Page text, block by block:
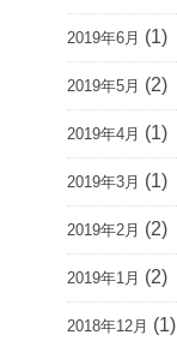
2019年6月 (1)
2019年5月 (2)
2019年4月 (1)
2019年3月 (1)
2019年2月 (2)
2019年1月 (2)
2018年12月 (1)